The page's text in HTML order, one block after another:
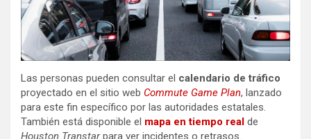
Las personas pueden consultar el calendario de tráfico
proyectado en el sitio web Commute Game Plan, lanzado
para este fin específico por las autoridades estatales.
También está disponible el mapa en tiempo real de
Houston Transtarpara ver incidentes o retrasos.